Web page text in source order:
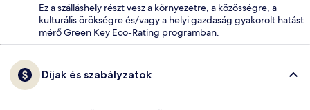
Ez a szálláshely részt vesz a környezetre, a közösségre, a
kulturális örökségre és/vagy a helyi gazdaság gyakorolt hatást
mérő Green Key Eco-Rating programban.
Díjak és szabályzatok